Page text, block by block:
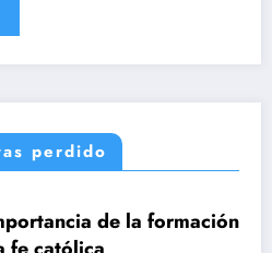
perdido
de la formación y el